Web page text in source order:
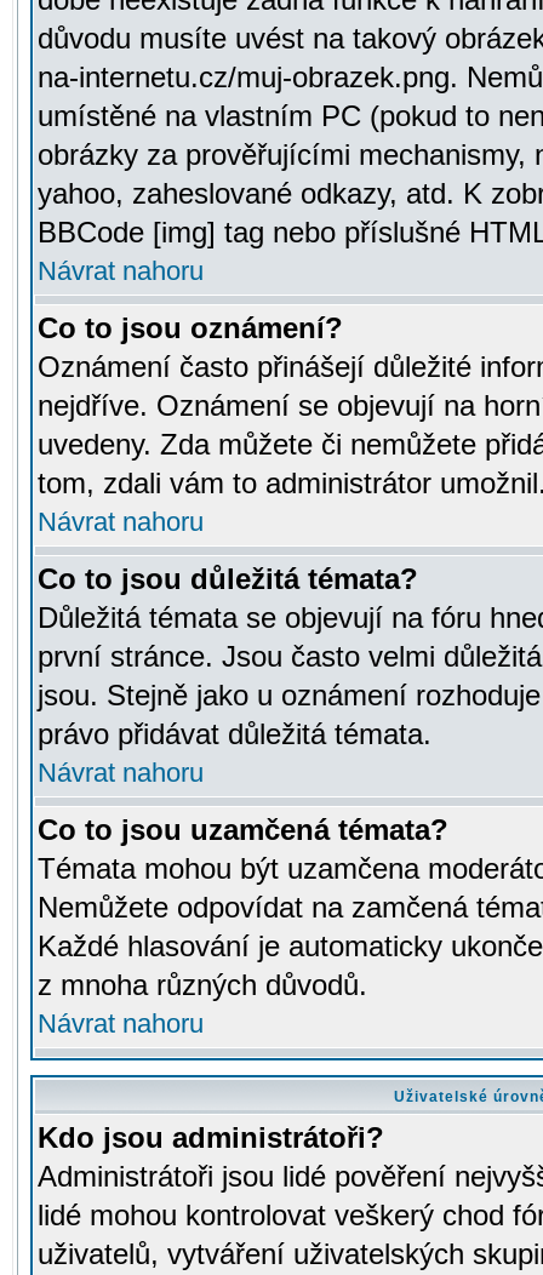
důvodu musíte uvést na takový
na-internetu.cz/muj-obrazek.png.
umístěné na vlastním PC (pokud to
obrázky za prověřujícími mechanismy,
yahoo, zaheslované odkazy, atd. K
BBCode [img] tag nebo příslušné
Návrat nahoru
Co to jsou oznámení?
Oznámení často přinášejí důležité
nejdříve. Oznámení se objevují na
uvedeny. Zda můžete či nemůžete
tom, zdali vám to administrátor
Návrat nahoru
Co to jsou důležitá témata?
Důležitá témata se objevují na fóru
první stránce. Jsou často velmi
jsou. Stejně jako u oznámení
právo přidávat důležitá témata.
Návrat nahoru
Co to jsou uzamčená témata?
Témata mohou být uzamčena
Nemůžete odpovídat na zamčená
Každé hlasování je automaticky
z mnoha různých důvodů.
Návrat nahoru
Uživatelské
Kdo jsou administrátoři?
Administrátoři jsou lidé pověření
lidé mohou kontrolovat veškerý chod
uživatelů, vytváření uživatelských